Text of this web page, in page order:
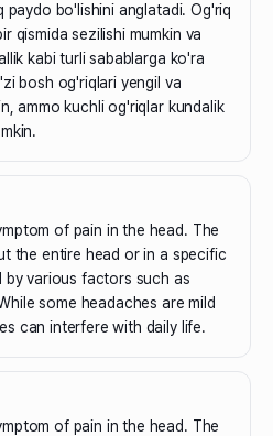
paydo bo'lishini anglatadi. Og'riq
qismida sezilishi mumkin va
kabi turli sabablarga ko'ra
bosh og'riqlari yengil va
ammo kuchli og'riqlar kundalik
of pain in the head. The
the entire head or in a specific
various factors such as
some headaches are mild
can interfere with daily life.
of pain in the head. The